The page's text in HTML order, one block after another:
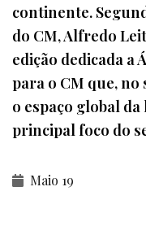
continente.
do CM, Alfredo
edição dedicada
para o CM que,
o espaço global
principal foco do
Maio 19